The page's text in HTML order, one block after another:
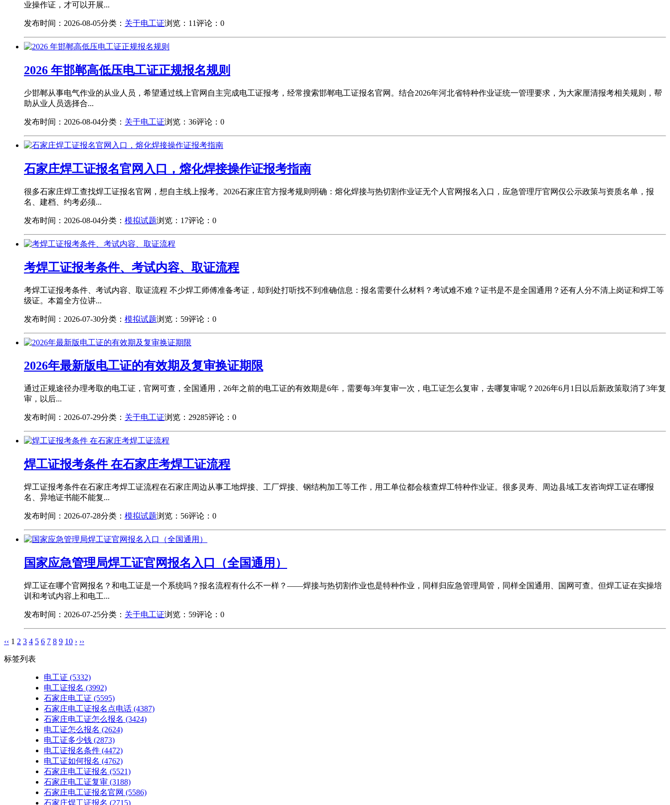
业操作证，才可以开展...
发布时间：2026-08-05分类： 关于电工证浏览：11评论：0
2026 年邯郸高低压电工证正规报名规则
少邯郸从事电气作业的从业人员，希望通过线上官网自主完成电工证报考，经常搜索邯郸电工证报名官网。结合2026年河北省特种作业证统一管理要求，为大家厘清报考相关规则，帮
助从业人员选择合...
发布时间：2026-08-04分类： 关于电工证浏览：36评论：0
石家庄焊工证报名官网入口，熔化焊接操作证报考指南
很多石家庄焊工查找焊工证报名官网，想自主线上报考。2026石家庄官方报考规则明确：熔化焊接与热切割作业证无个人官网报名入口，应急管理厅官网仅公示政策与资质名单，报
名、建档、约考必须...
发布时间：2026-08-04分类： 模拟试题浏览：17评论：0
考焊工证报考条件、考试内容、取证流程
考焊工证报考条件、考试内容、取证流程 不少焊工师傅准备考证，却到处打听找不到准确信息：报名需要什么材料？考试难不难？证书是不是全国通用？还有人分不清上岗证和焊工等
级证。本篇全方位讲...
发布时间：2026-07-30分类： 模拟试题浏览：59评论：0
2026年最新版电工证的有效期及复审换证期限
通过正规途径办理考取的电工证，官网可查，全国通用，26年之前的电工证的有效期是6年，需要每3年复审一次，电工证怎么复审，去哪复审呢？2026年6月1日以后新政策取消了3年复
审，以后...
发布时间：2026-07-29分类： 关于电工证浏览：29285评论：0
焊工证报考条件 在石家庄考焊工证流程
焊工证报考条件在石家庄考焊工证流程在石家庄周边从事工地焊接、工厂焊接、钢结构加工等工作，用工单位都会核查焊工特种作业证。很多灵寿、周边县域工友咨询焊工证在哪报
名、异地证书能不能复...
发布时间：2026-07-28分类： 模拟试题浏览：56评论：0
国家应急管理局焊工证官网报名入口（全国通用）
焊工证在哪个官网报名？和电工证是一个系统吗？报名流程有什么不一样？——焊接与热切割作业也是特种作业，同样归应急管理局管，同样全国通用、国网可查。但焊工证在实操培
训和考试内容上和电工...
发布时间：2026-07-25分类： 关于电工证浏览：59评论：0
‹‹ 1 2 3 4 5 6 7 8 9 10 › ››
标签列表
电工证 (5332)
电工证报名 (3992)
石家庄电工证 (5595)
石家庄电工证报名点电话 (4387)
石家庄电工证怎么报名 (3424)
电工证怎么报名 (2624)
电工证多少钱 (2873)
电工证报名条件 (4472)
电工证如何报名 (4762)
石家庄电工证报名 (5521)
石家庄电工证复审 (3188)
石家庄电工证报名官网 (5586)
石家庄焊工证报名 (2715)